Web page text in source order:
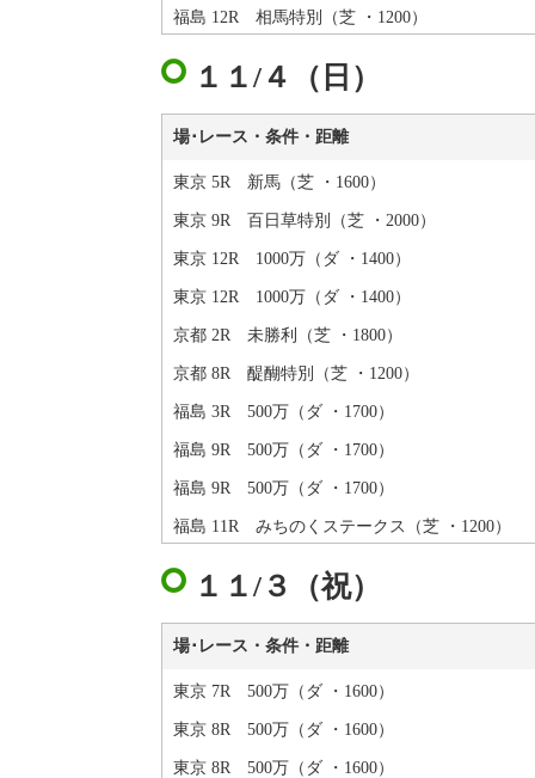
福島 12R 相馬特別（芝 ・1200）
１１/４（日）
場･レース・条件・距離
東京 5R 新馬（芝 ・1600）
東京 9R 百日草特別（芝 ・2000）
東京 12R 1000万（ダ ・1400）
東京 12R 1000万（ダ ・1400）
京都 2R 未勝利（芝 ・1800）
京都 8R 醍醐特別（芝 ・1200）
福島 3R 500万（ダ ・1700）
福島 9R 500万（ダ ・1700）
福島 9R 500万（ダ ・1700）
福島 11R みちのくステークス（芝 ・1200）
１１/３（祝）
場･レース・条件・距離
東京 7R 500万（ダ ・1600）
東京 8R 500万（ダ ・1600）
東京 8R 500万（ダ ・1600）